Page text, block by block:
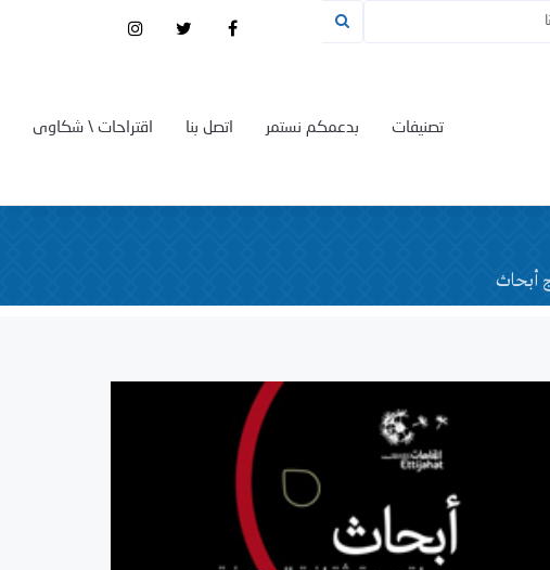
اقتراحات \ شكاوى اتصل بنا بدعمكم نستمر تصنيفات
أبحاث